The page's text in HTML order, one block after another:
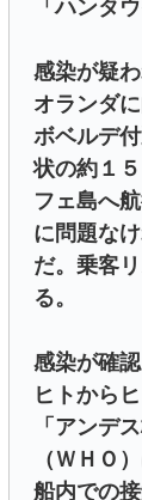
「ハンタ
感染が疑
オランダ
ボベルデ
状の約１
フェ島へ
に問題な
だ。乗客
る。
感染が確
ヒトから
「アンデ
（ＷＨＯ
船内での